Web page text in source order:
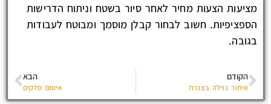
מציעות הצעות מחיר לאחר סיור בשטח וניתוח הדרישות
הספציפיות. חשוב לבחור קבלן מוסמך ומבוטח לעבודות
בגובה.
הקודם
איתור נזילה בצנרת
הבא
איטום סדקים